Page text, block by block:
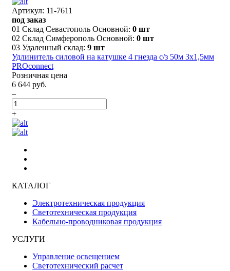
Артикул: 11-7611
под заказ
01 Склад Севастополь Основной: 0 шт
02 Склад Симферополь Основной: 0 шт
03 Удаленный склад: 9 шт
Удлинитель силовой на катушке 4 гнезда с/з 50м 3х1,5мм
PROconnect
Розничная цена
6 644 руб.
–
+
КАТАЛОГ
Электротехническая продукция
Светотехническая продукция
Кабельно-проводниковая продукция
УСЛУГИ
Управление освещением
Светотехнический расчет